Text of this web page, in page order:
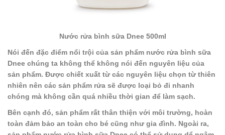
Nước rửa bình sữa Dnee 500ml
Nói đến đặc điểm nổi trội của sản phẩm nước rửa bình sữa
Dnee chúng ta không thể không nói đến nguyên liệu của
sản phẩm. Được chiết xuất từ các nguyên liệu chọn từ thiên
nhiên nên các sản phẩm rửa sẽ được loại bỏ đi nhanh
chóng mà không cần quá nhiều thời gian để làm sạch.
Bên cạnh đó, sản phẩm rất thân thiện với môi trường, hoàn
toàn đảm bảo an toàn cho bé cũng như gia đình. Ngoài ra,